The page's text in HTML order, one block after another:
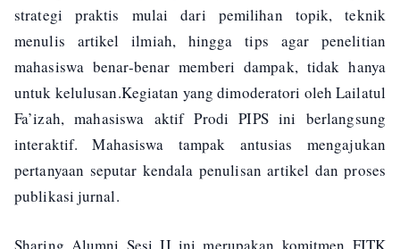
strategi praktis mulai dari pemilihan topik, teknik
menulis artikel ilmiah, hingga tips agar penelitian
mahasiswa benar-benar memberi dampak, tidak hanya
untuk kelulusan.Kegiatan yang dimoderatori oleh Lailatul
Fa’izah, mahasiswa aktif Prodi PIPS ini berlangsung
interaktif. Mahasiswa tampak antusias mengajukan
pertanyaan seputar kendala penulisan artikel dan proses
publikasi jurnal.